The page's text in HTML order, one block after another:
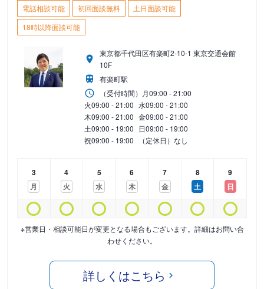
電話相談可能 初回面談無料
土日面談可能
18時以降面談可能
東京都千代田区有楽町2-10-1 東京交通会館
10F
有楽町駅
（受付時間） 月09:00 - 21:00
火09:00 - 21:00 水09:00 - 21:00
木09:00 - 21:00 金09:00 - 21:00
土09:00 - 19:00 日09:00 - 19:00
祝09:00 - 19:00 （定休日）なし
3
月
4
火
5
水
6
木
7
金
8
土
9
日
※営業日・相談可能日が変更となる場合もございます。詳細はお問い合
わせください。
詳しくはこちら